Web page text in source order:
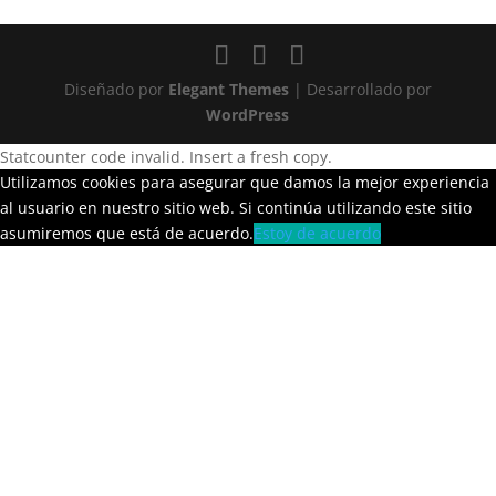
Diseñado por Elegant Themes| Desarrollado por
WordPress
Statcounter code invalid. Insert a fresh copy.
Utilizamos cookies para asegurar que damos la mejor experiencia
al usuario en nuestro sitio web. Si continúa utilizando este sitio
asumiremos que está de acuerdo.Estoy de acuerdo